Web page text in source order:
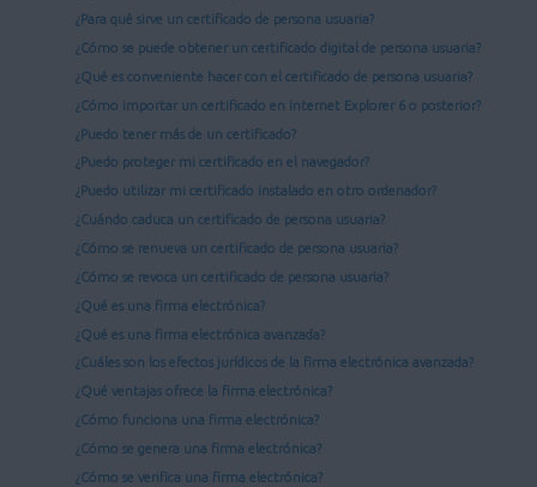
¿Para qué sirve un certificado de persona usuaria?
¿Cómo se puede obtener un certificado digital de persona usuaria?
¿Qué es conveniente hacer con el certificado de persona usuaria?
¿Cómo importar un certificado en Internet Explorer 6 o posterior?
¿Puedo tener más de un certificado?
¿Puedo proteger mi certificado en el navegador?
¿Puedo utilizar mi certificado instalado en otro ordenador?
¿Cuándo caduca un certificado de persona usuaria?
¿Cómo se renueva un certificado de persona usuaria?
¿Cómo se revoca un certificado de persona usuaria?
¿Qué es una firma electrónica?
¿Qué es una firma electrónica avanzada?
¿Cuáles son los efectos jurídicos de la firma electrónica avanzada?
¿Qué ventajas ofrece la firma electrónica?
¿Cómo funciona una firma electrónica?
¿Cómo se genera una firma electrónica?
¿Cómo se verifica una firma electrónica?